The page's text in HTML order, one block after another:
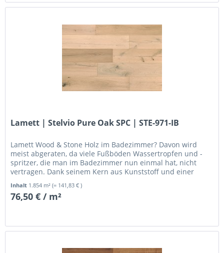
Lamett | Stelvio Pure Oak SPC | STE-971-IB
Lamett Wood & Stone Holz im Badezimmer? Davon wird
meist abgeraten, da viele Fußböden Wassertropfen und -
spritzer, die man im Badezimmer nun einmal hat, nicht
vertragen. Dank seinem Kern aus Kunststoff und einer
Inhalt 1.854 m²(= 141,83 € )
76,50 € / m²